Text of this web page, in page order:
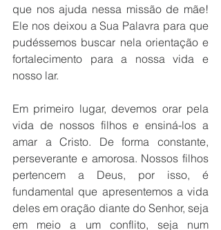
que nos ajuda nessa missão de mãe!
Ele nos deixou a Sua Palavra para que
pudéssemos buscar nela orientação e
fortalecimento para a nossa vida e
nosso lar.
Em primeiro lugar, devemos orar pela
vida de nossos filhos e ensiná-los a
amar a Cristo. De forma constante,
perseverante e amorosa. Nossos filhos
pertencem a Deus, por isso, é
fundamental que apresentemos a vida
deles em oração diante do Senhor, seja
em meio a um conflito, seja num